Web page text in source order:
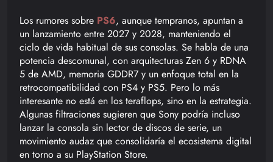
Los rumores sobre PS6, aunque tempranos, apuntan a
un lanzamiento entre 2027 y 2028, manteniendo el
ciclo de vida habitual de sus consolas. Se habla de una
potencia descomunal, con arquitecturas Zen 6 y RDNA
5 de AMD, memoria GDDR7 y un enfoque total en la
retrocompatibilidad con PS4 y PS5. Pero lo más
interesante no está en los teraflops, sino en la estrategia.
Algunas filtraciones sugieren que Sony podría incluso
lanzar la consola sin lector de discos de serie, un
movimiento audaz que consolidaría el ecosistema digital
en torno a su PlayStation Store.